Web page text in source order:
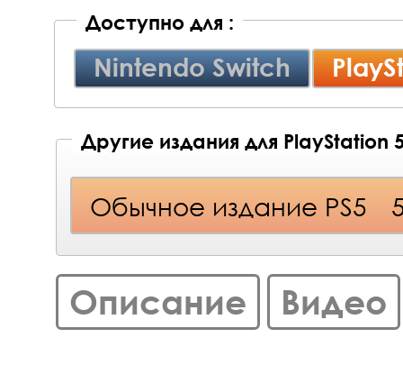
Доступно для :
Nintendo Switch
Другие издания для PlayStation
Обычное издание PS5
Описание Видео